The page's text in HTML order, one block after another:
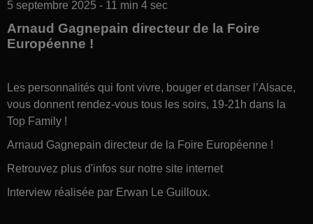
5 septembre 2025 - 11 min 4 sec
Arnaud Gagnepain directeur de la Foire
Européenne !
Les personnalités qui font vivre, bouger et danser l’Alsace,
vous donnent rendez-vous tous les soirs, 19-21h dans la
Top Family !
Arnaud Gagnepain directeur de la Foire Européenne !
Retrouvez plus d'infos sur notre site internet
Interview réalisée par Erwan Le Guilloux.